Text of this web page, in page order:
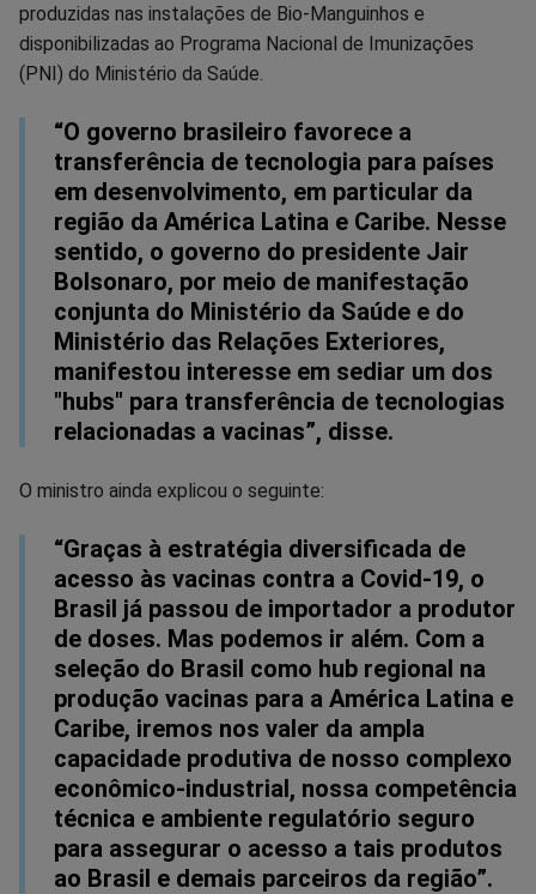
produzidas nas instalações de Bio-Manguinhos e
disponibilizadas ao Programa Nacional de Imunizações
(PNI) do Ministério da Saúde.
“O governo brasileiro favorece a
transferência de tecnologia para países
em desenvolvimento, em particular da
região da América Latina e Caribe. Nesse
sentido, o governo do presidente Jair
Bolsonaro, por meio de manifestação
conjunta do Ministério da Saúde e do
Ministério das Relações Exteriores,
manifestou interesse em sediar um dos
"hubs" para transferência de tecnologias
relacionadas a vacinas”, disse.
O ministro ainda explicou o seguinte:
“Graças à estratégia diversificada de
acesso às vacinas contra a Covid-19, o
Brasil já passou de importador a produtor
de doses. Mas podemos ir além. Com a
seleção do Brasil como hub regional na
produção vacinas para a América Latina e
Caribe, iremos nos valer da ampla
capacidade produtiva de nosso complexo
econômico-industrial, nossa competência
técnica e ambiente regulatório seguro
para assegurar o acesso a tais produtos
ao Brasil e demais parceiros da região”.